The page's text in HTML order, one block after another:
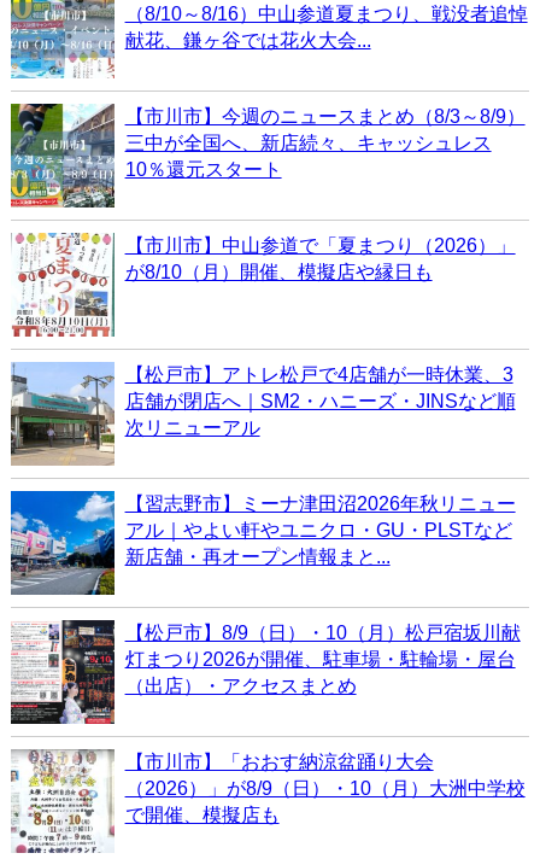
（8/10～8/16）中山参道夏まつり、戦没者追悼
献花、鎌ヶ谷では花火大会...
【市川市】今週のニュースまとめ（8/3～8/9）
三中が全国へ、新店続々、キャッシュレス
10％還元スタート
【市川市】中山参道で「夏まつり（2026）」
が8/10（月）開催、模擬店や縁日も
【松戸市】アトレ松戸で4店舗が一時休業、3
店舗が閉店へ｜SM2・ハニーズ・JINSなど順
次リニューアル
【習志野市】ミーナ津田沼2026年秋リニュー
アル｜やよい軒やユニクロ・GU・PLSTなど
新店舗・再オープン情報まと...
【松戸市】8/9（日）・10（月）松戸宿坂川献
灯まつり2026が開催、駐車場・駐輪場・屋台
（出店）・アクセスまとめ
【市川市】「おおす納涼盆踊り大会
（2026）」が8/9（日）・10（月）大洲中学校
で開催、模擬店も